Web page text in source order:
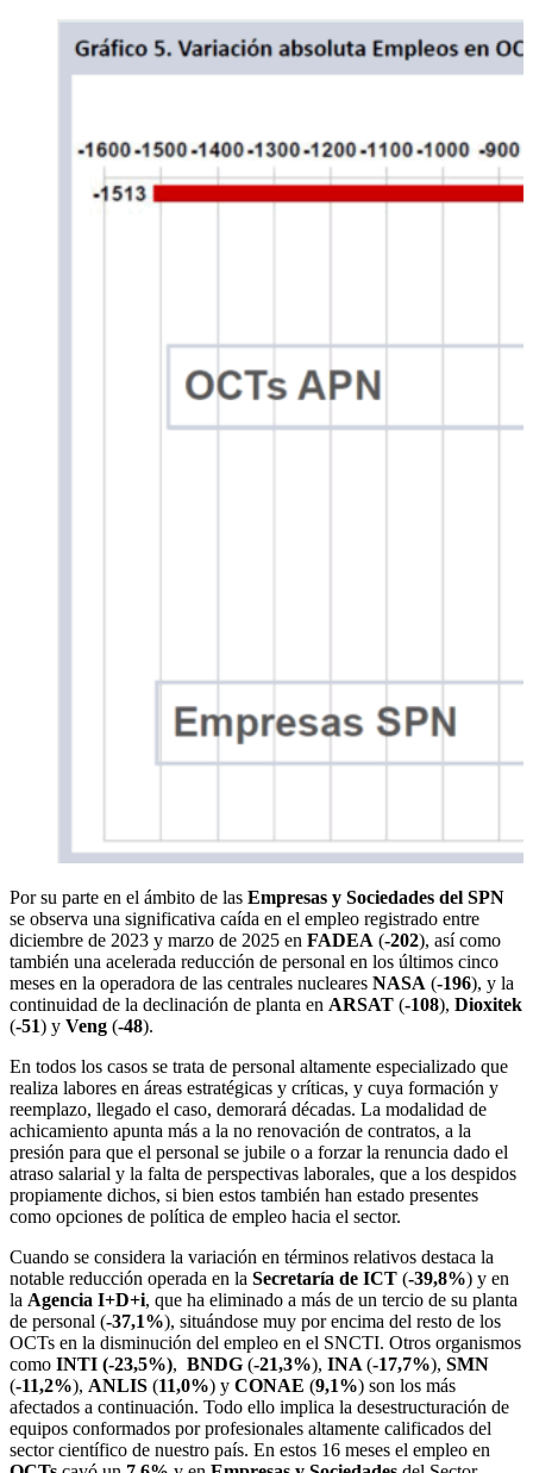
Por su parte en el ámbito de las Empresas y Sociedades del SPN
se observa una significativa caída en el empleo registrado entre
diciembre de 2023 y marzo de 2025 en FADEA (-202), así como
también una acelerada reducción de personal en los últimos cinco
meses en la operadora de las centrales nucleares NASA (-196), y la
continuidad de la declinación de planta en ARSAT (-108), Dioxitek
(-51) y Veng (-48).
En todos los casos se trata de personal altamente especializado que
realiza labores en áreas estratégicas y críticas, y cuya formación y
reemplazo, llegado el caso, demorará décadas. La modalidad de
achicamiento apunta más a la no renovación de contratos, a la
presión para que el personal se jubile o a forzar la renuncia dado el
atraso salarial y la falta de perspectivas laborales, que a los despidos
propiamente dichos, si bien estos también han estado presentes
como opciones de política de empleo hacia el sector.
Cuando se considera la variación en términos relativos destaca la
notable reducción operada en la Secretaría de ICT (-39,8%) y en
la Agencia I+D+i, que ha eliminado a más de un tercio de su planta
de personal (-37,1%), situándose muy por encima del resto de los
OCTs en la disminución del empleo en el SNCTI. Otros organismos
como INTI (-23,5%), BNDG (-21,3%), INA (-17,7%), SMN
(-11,2%), ANLIS (11,0%) y CONAE (9,1%) son los más
afectados a continuación. Todo ello implica la desestructuración de
equipos conformados por profesionales altamente calificados del
sector científico de nuestro país. En estos 16 meses el empleo en